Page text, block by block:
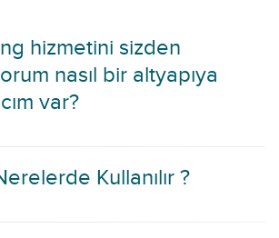
hizmetini sizden
nasıl bir altyapıya
var?
Kullanılır ?